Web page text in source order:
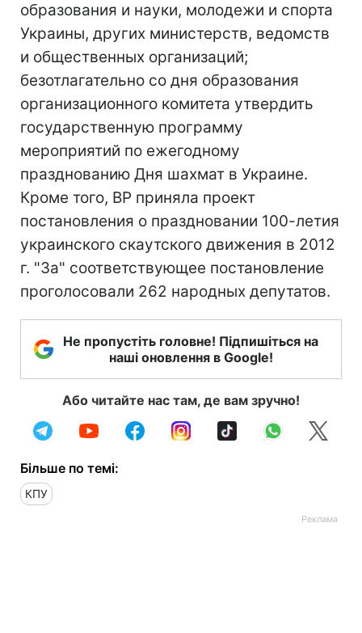
образования и науки, молодежи и спорта
Украины, других министерств, ведомств
и общественных организаций;
безотлагательно со дня образования
организационного комитета утвердить
государственную программу
мероприятий по ежегодному
празднованию Дня шахмат в Украине.
Кроме того, ВР приняла проект
постановления о праздновании 100-летия
украинского скаутского движения в 2012
г. "За" соответствующее постановление
проголосовали 262 народных депутатов.
Не пропустіть головне! Підпишіться на
наші оновлення в Google!
Або читайте нас там, де вам зручно!
Більше по темі:
КПУ